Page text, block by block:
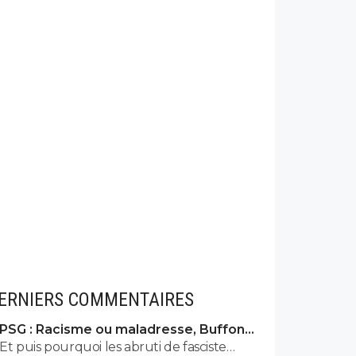
COMMENTAIRES
PSG : Racisme ou maladresse, Buffon
écarte Suzuki
Et puis pourquoi les abruti de fasciste